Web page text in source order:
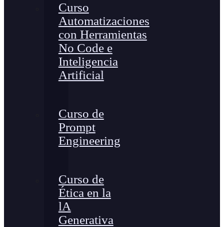
Curso
Automatizaciones
con Herramientas
No Code e
Inteligencia
Artificial
Curso de
Prompt
Engineering
Curso de
Ética en la
lA
Generativa